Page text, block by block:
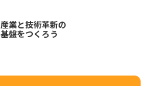
産業と技術革新の
基盤をつくろう